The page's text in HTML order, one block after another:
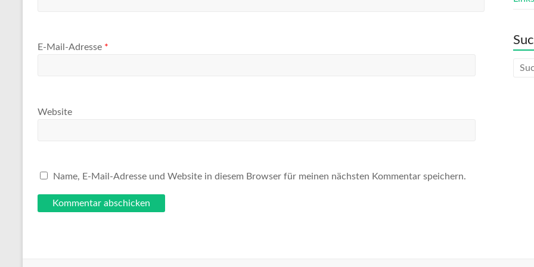
E-Mail-Adresse *
Website
Name, E-Mail-Adresse und Website in diesem Browser für meinen nächsten Kommentar speichern.